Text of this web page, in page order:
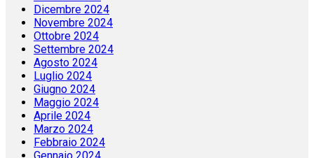
Dicembre 2024
Novembre 2024
Ottobre 2024
Settembre 2024
Agosto 2024
Luglio 2024
Giugno 2024
Maggio 2024
Aprile 2024
Marzo 2024
Febbraio 2024